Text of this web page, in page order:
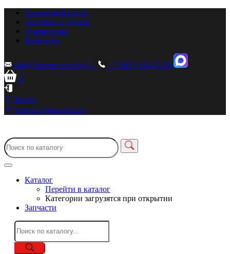
Сервисный центр
Доставка и оплата
О компании
Контакты
sale@zionstm.ru sale@...
+7 (495) 136-23-00
0
Войти
Зарегистрироваться
Каталог
Перейти в каталог
Категории загрузятся при открытии
Запчасти